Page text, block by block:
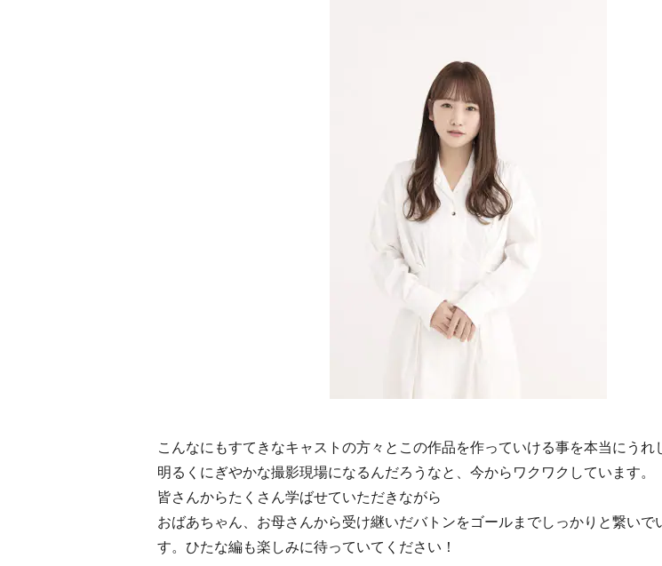
こんなにもすてきなキャストの方々とこの作品を作っていける事を本当にうれ
明るくにぎやかな撮影現場になるんだろうなと、今からワクワクしています。
皆さんからたくさん学ばせていただきながら
おばあちゃん、お母さんから受け継いだバトンをゴールまでしっかりと繋いで
す。ひたな編も楽しみに待っていてください！